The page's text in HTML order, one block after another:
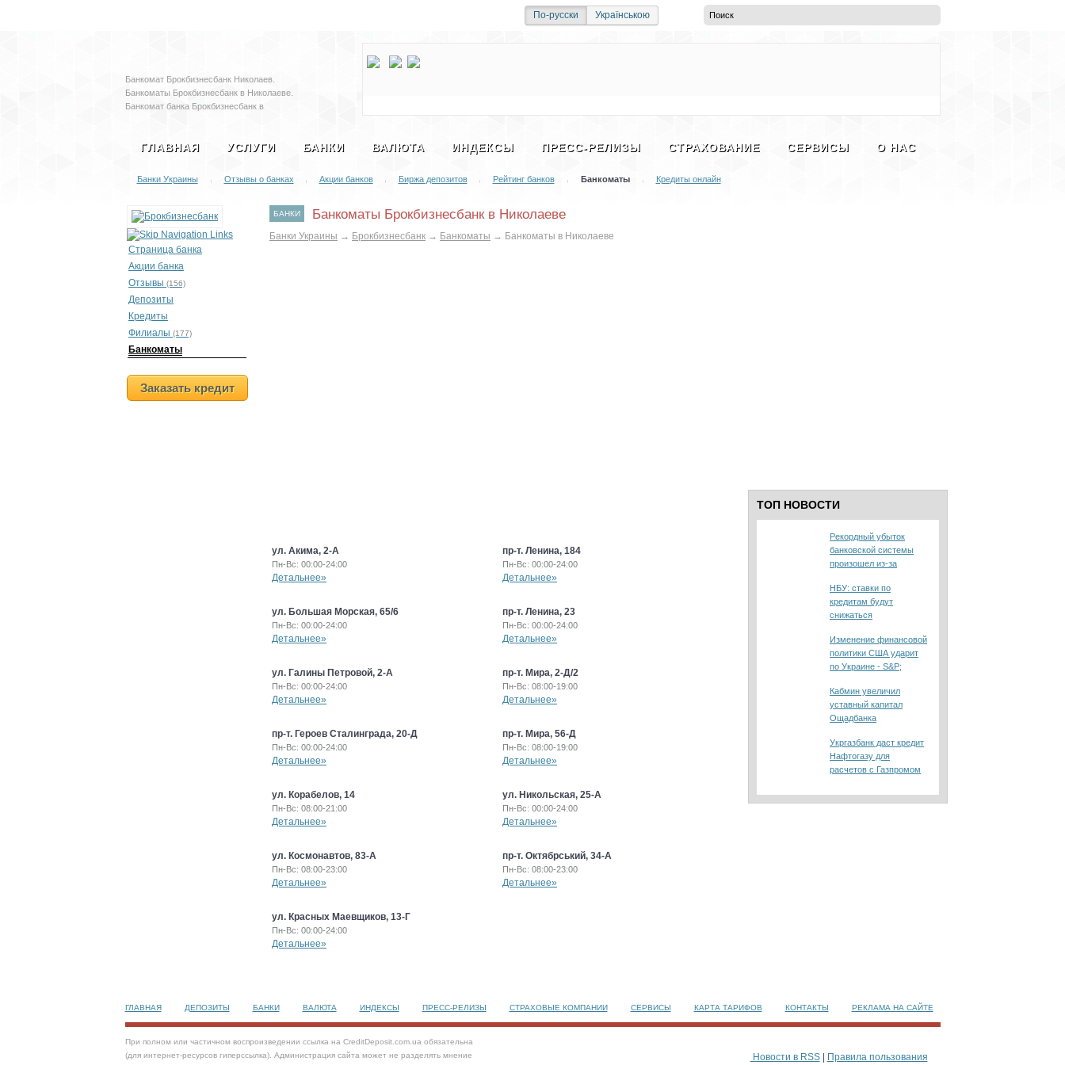
По-русски Українською
Банкомат Брокбизнесбанк Николаев.
Банкоматы Брокбизнесбанк в Николаеве.
Банкомат банка Брокбизнесбанк в
Брокбизнесбанк в Николаеве
ГЛАВНАЯ УСЛУГИ БАНКИ ВАЛЮТА ИНДЕКСЫ ПРЕСС-РЕЛИЗЫ СТРАХОВАНИЕ СЕРВИСЫ О НАС
Банки Украины | Отзывы о банках | Акции банков | Биржа депозитов | Рейтинг банков | Банкоматы | Кредиты онлайн
Страница банка
Акции банка
Отзывы (156)
Депозиты
Кредиты
Филиалы (177)
Банкоматы
Заказать кредит
БАНКИ Банкоматы Брокбизнесбанк в Николаеве
Банки Украины → Брокбизнесбанк → Банкоматы → Банкоматы в Николаеве
ул. Акима, 2-А
Пн-Вс: 00:00-24:00
Детальнее»
пр-т. Ленина, 184
Пн-Вс: 00:00-24:00
Детальнее»
ул. Большая Морская, 65/6
Пн-Вс: 00:00-24:00
Детальнее»
пр-т. Ленина, 23
Пн-Вс: 00:00-24:00
Детальнее»
ул. Галины Петровой, 2-А
Пн-Вс: 00:00-24:00
Детальнее»
пр-т. Мира, 2-Д/2
Пн-Вс: 08:00-19:00
Детальнее»
пр-т. Героев Сталинграда, 20-Д
Пн-Вс: 00:00-24:00
Детальнее»
пр-т. Мира, 56-Д
Пн-Вс: 08:00-19:00
Детальнее»
ул. Корабелов, 14
Пн-Вс: 08:00-21:00
Детальнее»
ул. Никольская, 25-А
Пн-Вс: 00:00-24:00
Детальнее»
ул. Космонавтов, 83-А
Пн-Вс: 08:00-23:00
Детальнее»
пр-т. Октябрський, 34-А
Пн-Вс: 08:00-23:00
Детальнее»
ул. Красных Маевщиков, 13-Г
Пн-Вс: 00:00-24:00
Детальнее»
ТОП НОВОСТИ
Рекордный убыток
банковской системы
произошел из-за
эксперт
НБУ: ставки по
кредитам будут
снижаться
Изменение финансовой
политики США ударит
по Украине - S&P;
Кабмин увеличил
уставный капитал
Ощадбанка
Укргазбанк даст кредит
Нафтогазу для
расчетов с Газпромом
ГЛАВНАЯ ДЕПОЗИТЫ БАНКИ ВАЛЮТА ИНДЕКСЫ ПРЕСС-РЕЛИЗЫ СТРАХОВЫЕ КОМПАНИИ СЕРВИСЫ КАРТА ТАРИФОВ КОНТАКТЫ РЕКЛАМА НА САЙТЕ
При полном или частичном воспроизведении ссылка на CreditDeposit.com.ua обязательна
(для интернет-ресурсов гиперссылка). Администрация сайта может не разделять мнение
Новости в RSS| Правила пользования